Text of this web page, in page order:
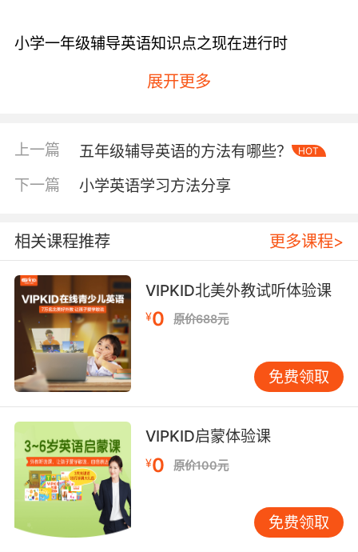
小学一年级辅导英语知识点之现在进行时
现在进行时表示的是正在发生的事情或者是正在
用，其构成的结构是这样的主语+be动词
(am/is/are)+动词-ing，比如“It is six o’clock
now（现在6点了）”，再比如“It is raining
词后面加上not。
小学一年级辅导英语知识点之一般现在时
一般现在时表示的是反复发生的事情或者是动
作，经常与often（经常）、usually（经常）、
sometimes（有时候）、always（总是）、
就是主语+动词原形。当主语是第三人称单数
he（他）、she（她）、it（它）、my
mother（我的妈妈）、the boy（那个男孩）的
话，就需要在动词后面加上s或者es。比如“Do
the boys run faster than the girls（男孩比女孩
跑得快？）”，再比如“We have an English
展开更多
上一篇 五年级辅导英语的方法有哪些？ HOT
下一篇 小学英语学习方法分享
相关课程推荐 更多课程>
VIPKID北美外教试听体验课
¥0 原价688元
免费领取
VIPKID启蒙体验课
¥0 原价100元
免费领取